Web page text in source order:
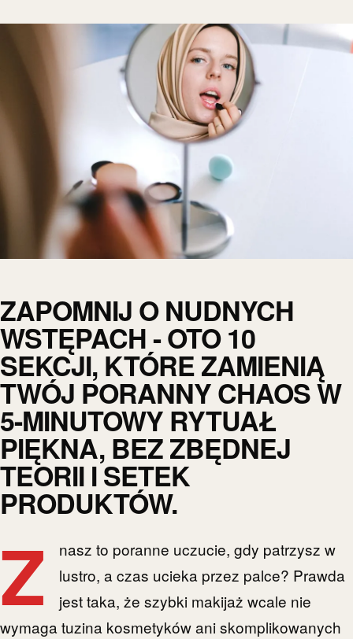
ZAPOMNIJ O NUDNYCH
WSTĘPACH - OTO 10
SEKCJI, KTÓRE ZAMIENIĄ
TWÓJ PORANNY CHAOS W
5-MINUTOWY RYTUAŁ
PIĘKNA, BEZ ZBĘDNEJ
TEORII I SETEK
PRODUKTÓW.
Z
nasz to poranne uczucie, gdy patrzysz w
lustro, a czas ucieka przez palce? Prawda
jest taka, że szybki makijaż wcale nie
wymaga tuzina kosmetyków ani skomplikowanych